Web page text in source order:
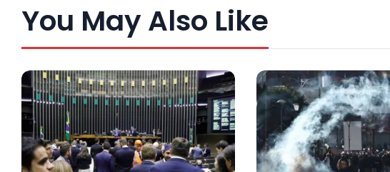
You May Also Like